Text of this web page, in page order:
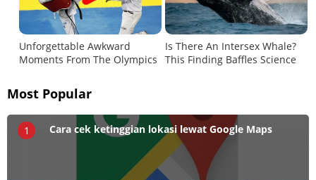
Most Popular
1 Cara cek ketinggian lokasi lewat Google Maps